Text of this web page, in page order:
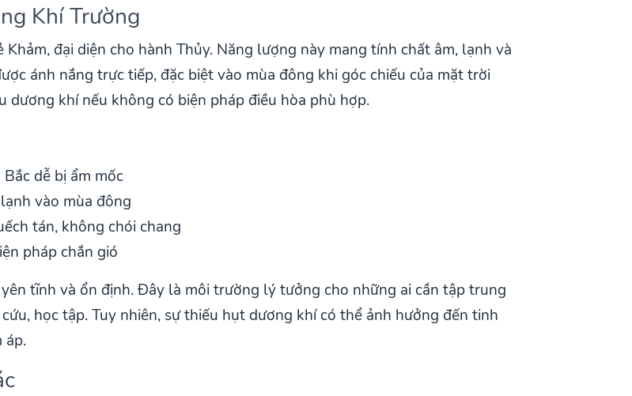
Khí Trường
đại diện cho hành Thủy. Năng lượng này mang tính chất âm, lạnh và
ánh nắng trực tiếp, đặc biệt vào mùa đông khi góc chiếu của mặt trời
khí nếu không có biện pháp điều hòa phù hợp.
dễ bị ẩm mốc
vào mùa đông
tán, không chói chang
pháp chắn gió
tĩnh và ổn định. Đây là môi trường lý tưởng cho những ai cần tập trung
học tập. Tuy nhiên, sự thiếu hụt dương khí có thể ảnh hưởng đến tinh
áp.